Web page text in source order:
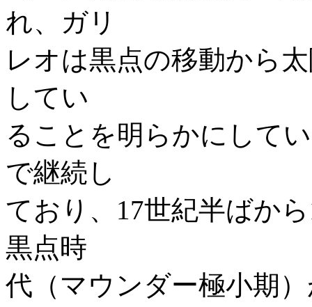
れ、ガリ
レオは黒点の移動から
してい
ることを明らかにして
で継続し
ており、17世紀半ばか
黒点時
代（マウンダー極小期